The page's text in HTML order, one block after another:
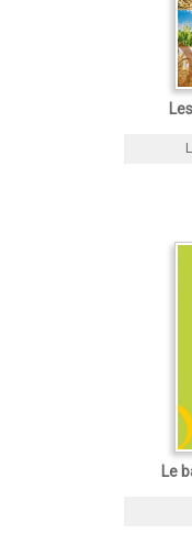
Le